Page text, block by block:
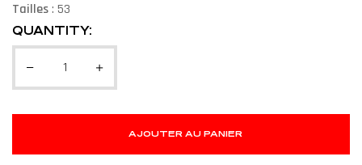
Tailles: 53
QUANTITY:
AJOUTER AU PANIER